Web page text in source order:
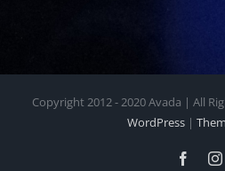
Copyright 2012 - 2020 Avada | All
WordPress |